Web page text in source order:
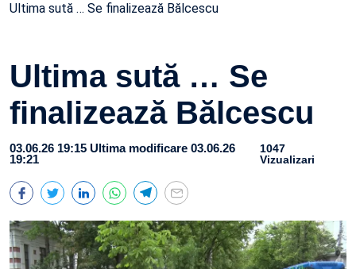
Ultima sută … Se finalizează Bălcescu
Ultima sută … Se
finalizează Bălcescu
03.06.26 19:15 Ultima modificare 03.06.26
19:21
1047
Vizualizari